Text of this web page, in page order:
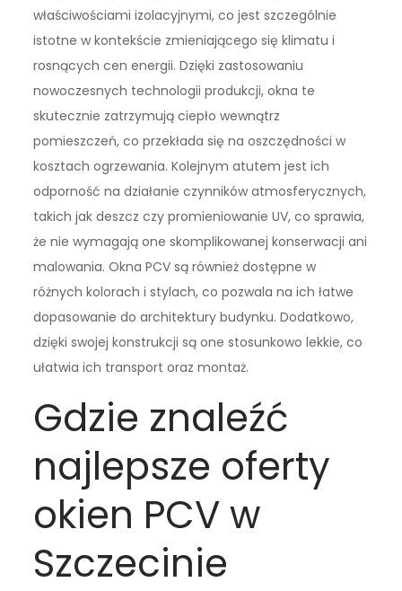
właściwościami izolacyjnymi, co jest szczególnie
istotne w kontekście zmieniającego się klimatu i
rosnących cen energii. Dzięki zastosowaniu
nowoczesnych technologii produkcji, okna te
skutecznie zatrzymują ciepło wewnątrz
pomieszczeń, co przekłada się na oszczędności w
kosztach ogrzewania. Kolejnym atutem jest ich
odporność na działanie czynników atmosferycznych,
takich jak deszcz czy promieniowanie UV, co sprawia,
że nie wymagają one skomplikowanej konserwacji ani
malowania. Okna PCV są również dostępne w
różnych kolorach i stylach, co pozwala na ich łatwe
dopasowanie do architektury budynku. Dodatkowo,
dzięki swojej konstrukcji są one stosunkowo lekkie, co
ułatwia ich transport oraz montaż.
Gdzie znaleźć
najlepsze oferty
okien PCV w
Szczecinie